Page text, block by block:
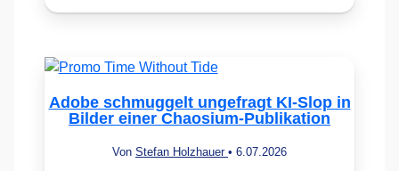
Adobe schmuggelt ungefragt KI-Slop in
Bilder einer Chaosium-Publikation
Von Stefan Holzhauer • 6.07.2026